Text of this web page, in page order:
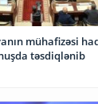
mühafizəsi
təsdiqlənib